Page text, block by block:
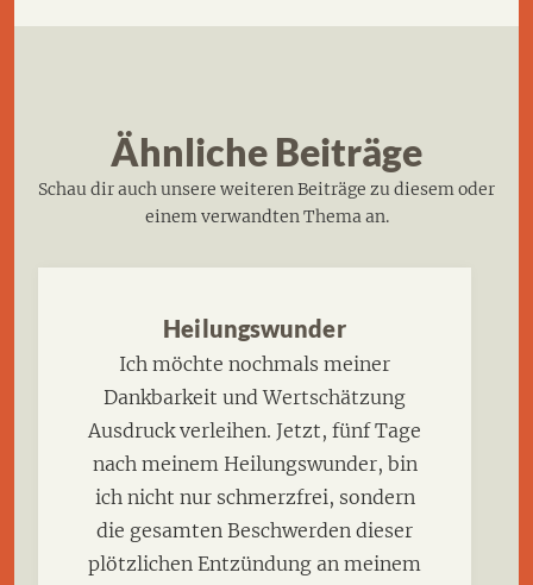
Ähnliche Beiträge
Schau dir auch unsere weiteren Beiträge zu diesem oder
einem verwandten Thema an.
Heilungswunder
Ich möchte nochmals meiner
Dankbarkeit und Wertschätzung
Ausdruck verleihen. Jetzt, fünf Tage
nach meinem Heilungswunder, bin
ich nicht nur schmerzfrei, sondern
die gesamten Beschwerden dieser
plötzlichen Entzündung an meinem